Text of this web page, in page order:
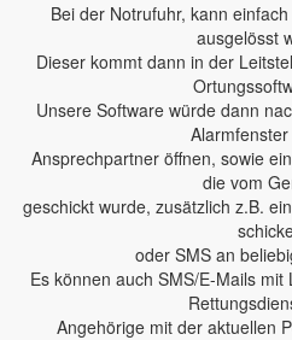
Bei der Notrufuhr, kann
ausgelösst
Dieser kommt dann in der
Unsere Software würde dann
Ansprechpartner öffnen, sowie
die vom
geschickt wurde, zusätzlich z.B.
oder SMS an
Es können auch SMS/E-Mails
Angehörige mit der aktuellen